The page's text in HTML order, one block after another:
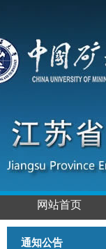
网站首页
通知公告